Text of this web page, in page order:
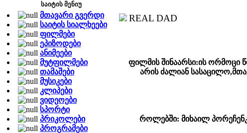
საიტის მენიუ
მთავარი გვერდი
საიტის სიალხეები
ფილმები
ეპიზოდები
ანიმეები
მუტფილმები
თამაშები
მუსიკები
კლიპები
ვიდეოები
სპორტი
პრიკოლები
პროგრამები
REAL DAD
ფილმის შინაარსი:ის ორმოცი
არის ძალიან
როლებში: მიხაილ